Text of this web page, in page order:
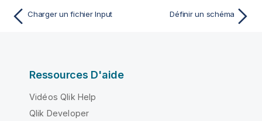
Charger un fichier Input Définir un schéma
Ressources D'aide
Vidéos Qlik Help
Qlik Developer